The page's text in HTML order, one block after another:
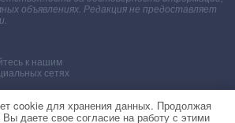
объявлениях. Редакция не предоставляет
к нашим
сетях
Одноклассники Facebook Google+
cookie для хранения данных. Продолжая
Вы даете свое согласие на работу с этими